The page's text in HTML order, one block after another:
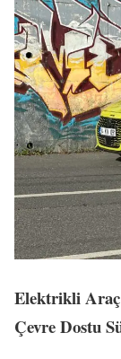
Elektrikli Araç
Çevre Dostu